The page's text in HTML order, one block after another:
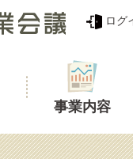
ログ
事業内容